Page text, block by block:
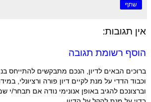
שתף
אין תגובות:
הוסף רשומת תגובה
ברוכים הבאים לדיון, הנכם מתבקשים להתייחס
וכבוד הדדי על מנת לקיים דיון פורה ורציונלי,
וברצונכם להגיב באופן אנונימי נודה אם תבחר/י